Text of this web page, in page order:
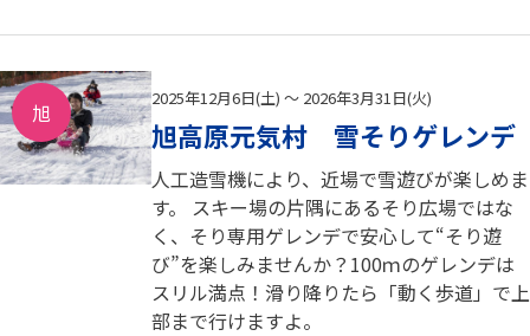
旭
2025年12月6日(土) ～ 2026年3月31日(火)
旭高原元気村 雪そりゲレンデ
人工造雪機により、近場で雪遊びが楽しめま
す。 スキー場の片隅にあるそり広場ではな
く、そり専用ゲレンデで安心して“そり遊
び”を楽しみませんか？100ｍのゲレンデは
スリル満点！滑り降りたら「動く歩道」で上
部まで行けますよ。